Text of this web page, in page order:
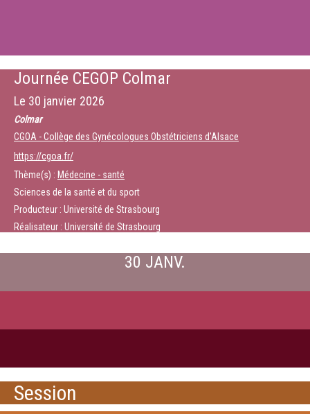
Journée CEGOP Colmar
Le 30 janvier 2026
Colmar
CGOA - Collège des Gynécologues Obstétriciens d'Alsace
https://cgoa.fr/
Thème(s) : Médecine - santé
Sciences de la santé et du sport
Producteur : Université de Strasbourg
Réalisateur : Université de Strasbourg
30 JANV.
Session